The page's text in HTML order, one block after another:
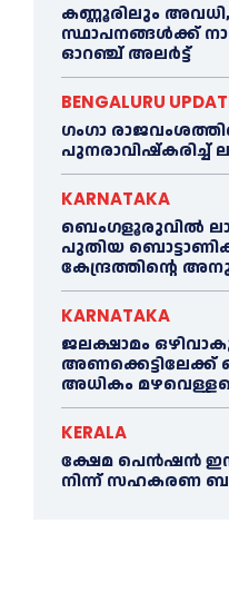
കണ്ണൂരിലും അവധി,
സ്ഥാപനങ്ങൾക്ക്
ഓറഞ്ച് അലർട്ട്
BENGALURU
ഗംഗാ
KARNATAKA
ബെംഗളൂരുവിൽ
പുതിയ
കേന്ദ്രത്തിന്റെ
KARNATAKA
ജലക്ഷാമം
അധികം
KERALA
ക്ഷേമ പെൻഷൻ ഇനി
നിന്ന് സഹകരണ